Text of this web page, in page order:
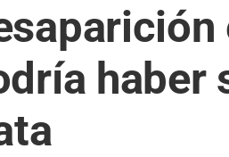
haber